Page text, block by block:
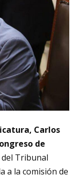
Carlos
de
Tribunal
a la comisión de